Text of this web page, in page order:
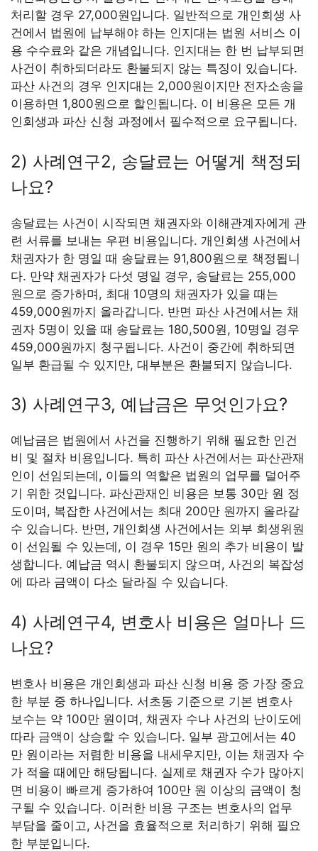
처리할 경우 27,000원입니다. 일반적으로 개인회생 사
건에서 법원에 납부해야 하는 인지대는 법원 서비스 이
용 수수료와 같은 개념입니다. 인지대는 한 번 납부되면
사건이 취하되더라도 환불되지 않는 특징이 있습니다.
파산 사건의 경우 인지대는 2,000원이지만 전자소송을
이용하면 1,800원으로 할인됩니다. 이 비용은 모든 개
인회생과 파산 신청 과정에서 필수적으로 요구됩니다.
2) 사례연구2, 송달료는 어떻게 책정되
나요?
송달료는 사건이 시작되면 채권자와 이해관계자에게 관
련 서류를 보내는 우편 비용입니다. 개인회생 사건에서
채권자가 한 명일 때 송달료는 91,800원으로 책정됩니
다. 만약 채권자가 다섯 명일 경우, 송달료는 255,000
원으로 증가하며, 최대 10명의 채권자가 있을 때는
459,000원까지 올라갑니다. 반면 파산 사건에서는 채
권자 5명이 있을 때 송달료는 180,500원, 10명일 경우
459,000원까지 청구됩니다. 사건이 중간에 취하되면
일부 환급될 수 있지만, 대부분은 환불되지 않습니다.
3) 사례연구3, 예납금은 무엇인가요?
예납금은 법원에서 사건을 진행하기 위해 필요한 인건
비 및 절차 비용입니다. 특히 파산 사건에서는 파산관재
인이 선임되는데, 이들의 역할은 법원의 업무를 덜어주
기 위한 것입니다. 파산관재인 비용은 보통 30만 원 정
도이며, 복잡한 사건에서는 최대 200만 원까지 올라갈
수 있습니다. 반면, 개인회생 사건에서는 외부 회생위원
이 선임될 수 있는데, 이 경우 15만 원의 추가 비용이 발
생합니다. 예납금 역시 환불되지 않으며, 사건의 복잡성
에 따라 금액이 다소 달라질 수 있습니다.
4) 사례연구4, 변호사 비용은 얼마나 드
나요?
변호사 비용은 개인회생과 파산 신청 비용 중 가장 중요
한 부분 중 하나입니다. 서초동 기준으로 기본 변호사
보수는 약 100만 원이며, 채권자 수나 사건의 난이도에
따라 금액이 상승할 수 있습니다. 일부 광고에서는 40
만 원이라는 저렴한 비용을 내세우지만, 이는 채권자 수
가 적을 때에만 해당됩니다. 실제로 채권자 수가 많아지
면 비용이 빠르게 증가하여 100만 원 이상의 금액이 청
구될 수 있습니다. 이러한 비용 구조는 변호사의 업무
부담을 줄이고, 사건을 효율적으로 처리하기 위해 필요
한 부분입니다.